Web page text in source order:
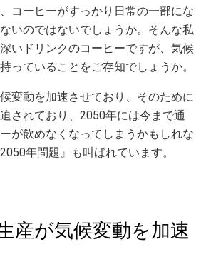
コーヒーがすっかり日常の一部にな
いのではないでしょうか。そんな私
いドリンクのコーヒーですが、気候
っていることをご存知でしょうか。
変動を加速させており、そのために
されており、2050年には今まで通
が飲めなくなってしまうかもしれな
年問題』も叫ばれています。
産が気候変動を加速